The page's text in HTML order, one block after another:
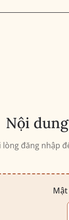
Nội
lòng đăng nhập